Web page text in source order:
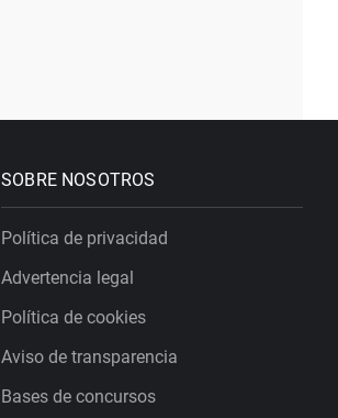
SOBRE NOSOTROS
Política de privacidad
Advertencia legal
Política de cookies
Aviso de transparencia
Bases de concursos